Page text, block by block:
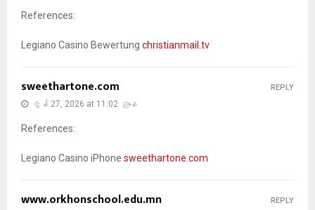
References:
Legiano Casino Bewertung christianmail.tv
sweethartone.com
ဇွန် 27, 2026 at 11:02 ညနေ
References:
Legiano Casino iPhone sweethartone.com
REPLY
www.orkhonschool.edu.mn REPLY